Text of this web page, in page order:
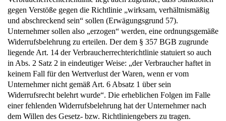
gegen Verstöße gegen die Richtlinie „wirksam, verhältnismäßig
und abschreckend sein“ sollen (Erwägungsgrund 57).
Unternehmer sollen also „erzogen“ werden, eine ordnungsgemäße
Widerrufsbelehrung zu erteilen. Der dem § 357 BGB zugrunde
liegende Art. 14 der Verbraucherrechterichtlinie statuiert so auch
in Abs. 2 Satz 2 in eindeutiger Weise: „der Verbraucher haftet in
keinem Fall für den Wertverlust der Waren, wenn er vom
Unternehmer nicht gemäß Art. 6 Absatz 1 über sein
Widerrufsrecht belehrt wurde“. Die erheblichen Folgen im Falle
einer fehlenden Widerrufsbelehrung hat der Unternehmer nach
dem Willen des Gesetz- bzw. Richtliniengebers zu tragen.